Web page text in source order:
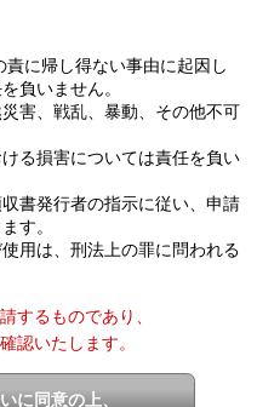
責に帰し得ない事由に起因し
負いません。
害、戦乱、暴動、その他不可
る損害については責任を負い
書発行者の指示に従い、申請
す。
用は、刑法上の罪に問われる
するものであり、
認いたします。
に同意の上、